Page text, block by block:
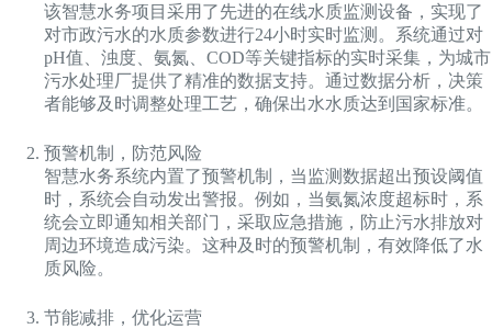
该智慧水务项目采用了先进的在线水质监测设备，实现了
对市政污水的水质参数进行24小时实时监测。系统通过对
pH值、浊度、氨氮、COD等关键指标的实时采集，为城市
污水处理厂提供了精准的数据支持。通过数据分析，决策
者能够及时调整处理工艺，确保出水水质达到国家标准。
预警机制，防范风险
智慧水务系统内置了预警机制，当监测数据超出预设阈值
时，系统会自动发出警报。例如，当氨氮浓度超标时，系
统会立即通知相关部门，采取应急措施，防止污水排放对
周边环境造成污染。这种及时的预警机制，有效降低了水
质风险。
节能减排，优化运营